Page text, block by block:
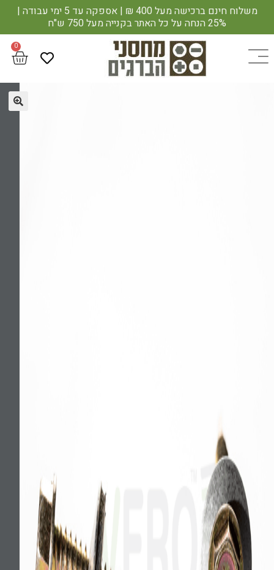
משלוח חינם ברכישה מעל 400 ₪ | אספקה עד 5 ימי עבודה |
25% הנחה על כל האתר בקנייה מעל 750 ש"ח